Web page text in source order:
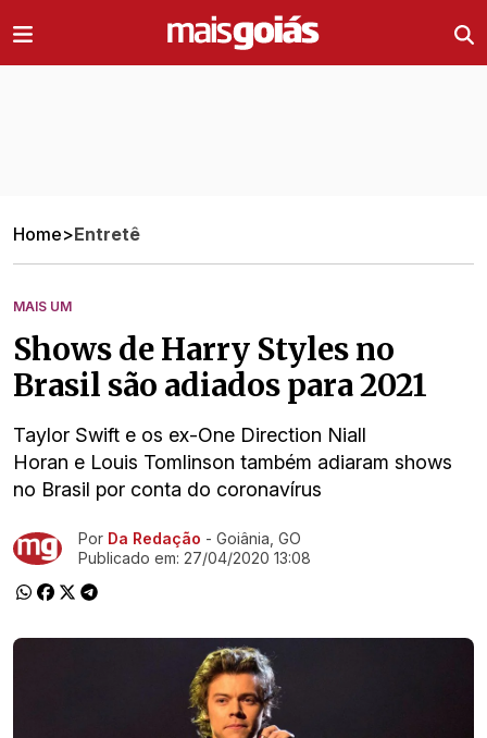
Home>Entretê
MAIS UM
Shows de Harry Styles no
Brasil são adiados para 2021
Taylor Swift e os ex-One Direction Niall
Horan e Louis Tomlinson também adiaram shows
no Brasil por conta do coronavírus
Ir direto pra matéria
Por Da Redação - Goiânia, GO
Publicado em: 27/04/2020 13:08